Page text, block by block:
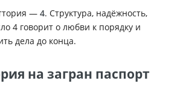
— 4. Структура, надёжность,
4 говорит о любви к порядку и
дела до конца.
на загран паспорт